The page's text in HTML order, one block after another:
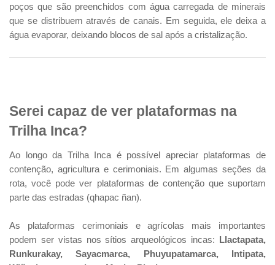
poços que são preenchidos com água carregada de minerais
que se distribuem através de canais. Em seguida, ele deixa a
água evaporar, deixando blocos de sal após a cristalização.
Serei capaz de ver plataformas na
Trilha Inca?
Ao longo da Trilha Inca é possível apreciar plataformas de
contenção, agricultura e cerimoniais. Em algumas seções da
rota, você pode ver plataformas de contenção que suportam
parte das estradas (qhapac ñan).
As plataformas cerimoniais e agrícolas mais importantes
podem ser vistas nos sítios arqueológicos incas:
Llactapata,
Runkurakay, Sayacmarca, Phuyupatamarca, Intipata,